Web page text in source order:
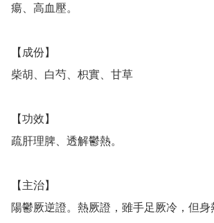
瘍、高血壓。
【成份】
柴胡、白芍、枳實、甘草
【功效】
疏肝理脾、透解鬱熱。
【主治】
陽鬱厥逆證。熱厥證，雖手足厥冷，但